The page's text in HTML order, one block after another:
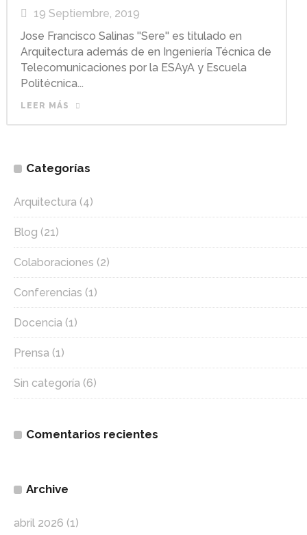
19 Septiembre, 2019
Jose Francisco Salinas ''Sere'' es titulado en
Arquitectura además de en Ingeniería Técnica de
Telecomunicaciones por la ESAyA y Escuela
Politécnica...
LEER MÁS
Categorías
Arquitectura (4)
Blog (21)
Colaboraciones (2)
Conferencias (1)
Docencia (1)
Prensa (1)
Sin categoría (6)
Comentarios recientes
Archive
abril 2026 (1)